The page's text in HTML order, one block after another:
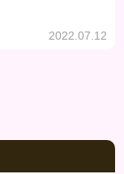
2022.07.12